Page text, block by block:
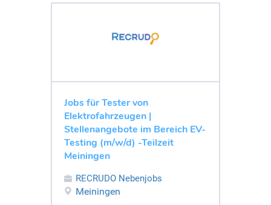
Jobs für Tester von
Elektrofahrzeugen |
Stellenangebote im Bereich EV-
Testing (m/w/d) -Teilzeit
Meiningen
RECRUDO Nebenjobs
Meiningen